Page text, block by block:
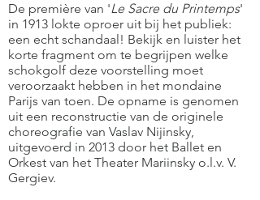
De première van 'Le Sacre du Printemps'
in 1913 lokte oproer uit bij het publiek:
een echt schandaal! Bekijk en luister het
korte fragment om te begrijpen welke
schokgolf deze voorstelling moet
veroorzaakt hebben in het mondaine
Parijs van toen. De opname is genomen
uit een reconstructie van de originele
choreografie van Vaslav Nijinsky,
uitgevoerd in 2013 door het Ballet en
Orkest van het Theater Mariinsky o.l.v. V.
Gergiev.